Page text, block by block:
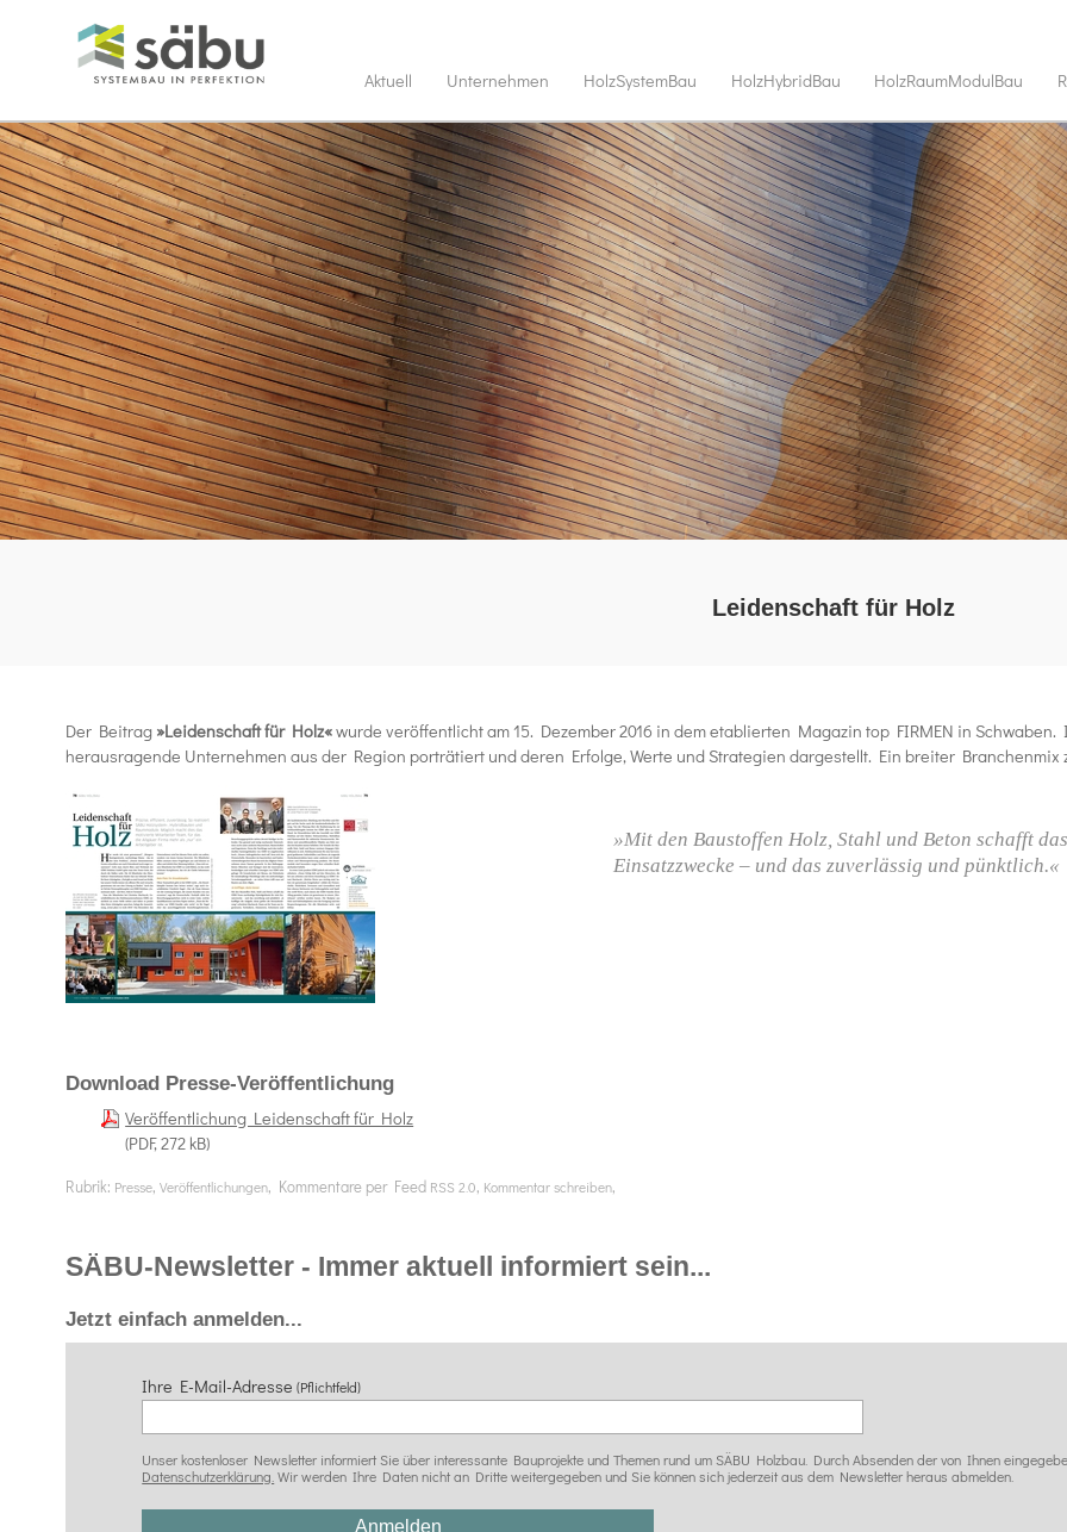
Aktuell Unternehmen HolzSystemBau HolzHybridBau HolzRaumModulBau
Leidenschaft für Holz
Der Beitrag »Leidenschaft für Holz«wurde veröffentlicht am 15. Dezember 2016 in dem etablierten Magazin top FIRMEN in Schwaben.
herausragende Unternehmen aus der Region porträtiert und deren Erfolge, Werte und Strategien dargestellt. Ein breiter
»Mit den Baustoffen Holz, Stahl und Beton schafft
Einsatzzwecke – und das zuverlässig und pünktlich.«
Download Presse-Veröffentlichung
Veröffentlichung Leidenschaft für Holz
(PDF, 272 kB)
Rubrik: Presse, Veröffentlichungen, Kommentare per Feed RSS 2.0, Kommentar schreiben,
SÄBU-Newsletter - Immer aktuell informiert sein...
Jetzt einfach anmelden...
Ihre E-Mail-Adresse(Pflichtfeld)
Unser kostenloser Newsletter informiert Sie über interessante Bauprojekte und Themen rund um SÄBU Holzbau. Durch Absenden der von Ihnen
Datenschutzerklärung.Wir werden Ihre Daten nicht an Dritte weitergegeben und Sie können sich jederzeit aus dem Newsletter heraus abmelden.